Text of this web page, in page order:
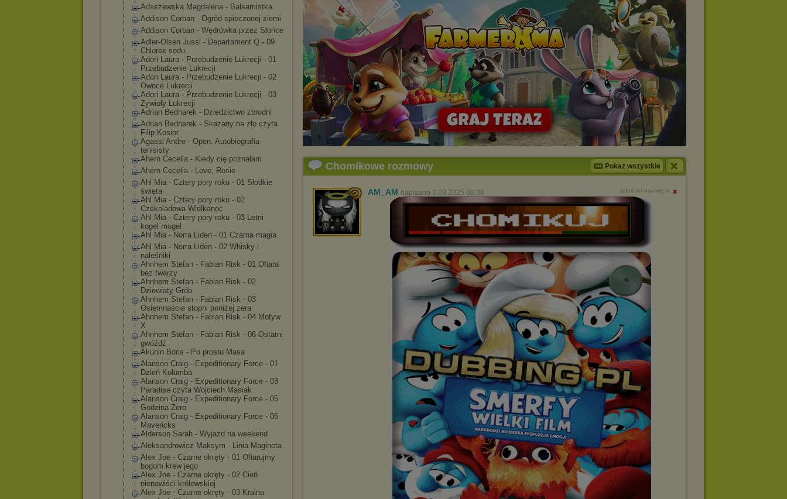
Adaszewska Magdalena - Balsamistka
Addison Corban - Ogród spieczonej ziemi
Addison Corban - Wędrówka przez Słońce
Adler-Olsen Jussi - Departament Q - 09
Chlorek sodu
Adori Laura - Przebudzenie Lukrecji - 01
Przebudzenie Lukrecji
Adori Laura - Przebudzenie Lukrecji - 02
Owoce Lukrecji
Adori Laura - Przebudzenie Lukrecji - 03
Żywioły Lukrecji
Adrian Bednarek - Dziedzictwo zbrodni
Adrian Bednarek - Skazany na zło czyta
Filip Kosior
Agassi Andre - Open. Autobiografia
tenisisty
Ahern Cecelia - Kiedy cię poznałam
Ahern Cecelia - Love, Rosie
Ahl Mia - Cztery pory roku - 01 Słodkie
święta
Ahl Mia - Cztery pory roku - 02
Czekoladowa Wielkanoc
Ahl Mia - Cztery pory roku - 03 Letni
kogel mogel
Ahl Mia - Norra Liden - 01 Czarna magia
Ahl Mia - Norra Liden - 02 Whisky i
naleśniki
Ahnhem Stefan - Fabian Risk - 01 Ofiara
bez twarzy
Ahnhem Stefan - Fabian Risk - 02
Dziewiaty Grób
Ahnhem Stefan - Fabian Risk - 03
Osiemnaście stopni poniżej zera
Ahnhem Stefan - Fabian Risk - 04 Motyw
X
Ahnhem Stefan - Fabian Risk - 06 Ostatni
gwóźdź
Akunin Boris - Po prostu Masa
Alanson Craig - Expeditionary Force - 01
Dzień Kolumba
Alanson Craig - Expeditionary Force - 03
Paradise czyta Wojciech Masiak
Alanson Craig - Expeditionary Force - 05
Godzina Zero
Alanson Craig - Expeditionary Force - 06
Mavericks
Alderson Sarah - Wyjazd na weekend
Aleksandrowicz Maksym - Linia Maginota
Alex Joe - Czarne okręty - 01 Ofiarujmy
bogom krew jego
Alex Joe - Czarne okręty - 02 Cień
nienawiści królewskiej
Alex Joe - Czarne okręty - 03 Kraina
Chomikowe rozmowy Pokaż wszystkie
AM_AM napisano 3.09.2025 06:38 zgłoś do usunięcia